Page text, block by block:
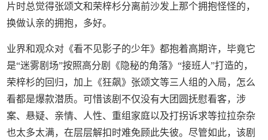
片时总觉得张颂文和荣梓杉分离前沙发上那个拥抱怪怪的，
换做认亲的拥抱，多好。
业界和观众对《看不见影子的少年》都抱着高期许，毕竟它
是“迷雾剧场”按照高分剧《隐秘的角落》“接班人”打造的，
荣梓杉的回归，加上《狂飙》张颂文等三人组的入局，怎么
看都是爆款潜质。可惜该剧不仅没有大团圆抚慰看客，涉
案、悬疑、亲情、人性、重组家庭以及打拐诉求等拉拉杂杂
也太多太满，在层层解扣时难免顾此失彼。尽管如此，该剧